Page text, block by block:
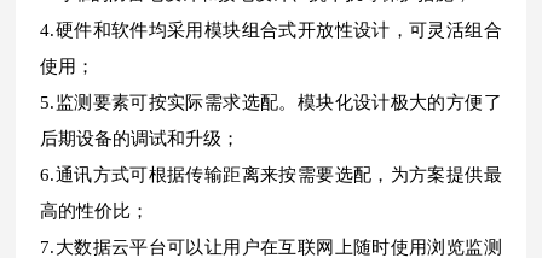
4.硬件和软件均采用模块组合式开放性设计，可灵活组合
使用；
5.监测要素可按实际需求选配。模块化设计极大的方便了
后期设备的调试和升级；
6.通讯方式可根据传输距离来按需要选配，为方案提供最
高的性价比；
7.大数据云平台可以让用户在互联网上随时使用浏览监测